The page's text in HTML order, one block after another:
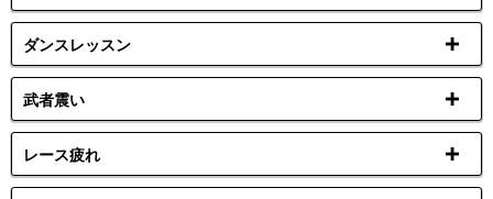
ダンスレッスン
武者震い
レース疲れ